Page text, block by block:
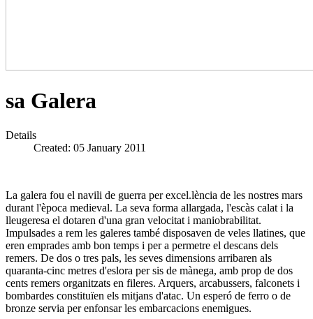
sa Galera
Details
Created: 05 January 2011
La galera fou el navili de guerra per excel.lència de les nostres mars
durant l'època medieval. La seva forma allargada, l'escàs calat i la
lleugeresa el dotaren d'una gran velocitat i maniobrabilitat.
Impulsades a rem les galeres també disposaven de veles llatines, que
eren emprades amb bon temps i per a permetre el descans dels
remers. De dos o tres pals, les seves dimensions arribaren als
quaranta-cinc metres d'eslora per sis de mànega, amb prop de dos
cents remers organitzats en fileres. Arquers, arcabussers, falconets i
bombardes constituïen els mitjans d'atac. Un esperó de ferro o de
bronze servia per enfonsar les embarcacions enemigues.